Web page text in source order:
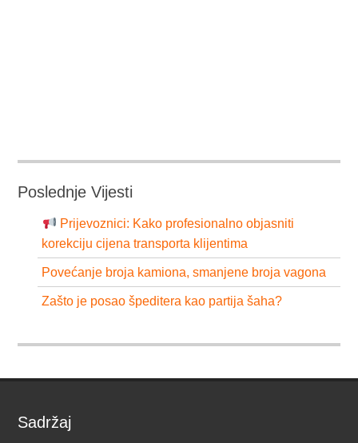
Poslednje Vijesti
Prijevoznici: Kako profesionalno objasniti
korekciju cijena transporta klijentima
Povećanje broja kamiona, smanjene broja vagona
Zašto je posao špeditera kao partija šaha?
Sadržaj